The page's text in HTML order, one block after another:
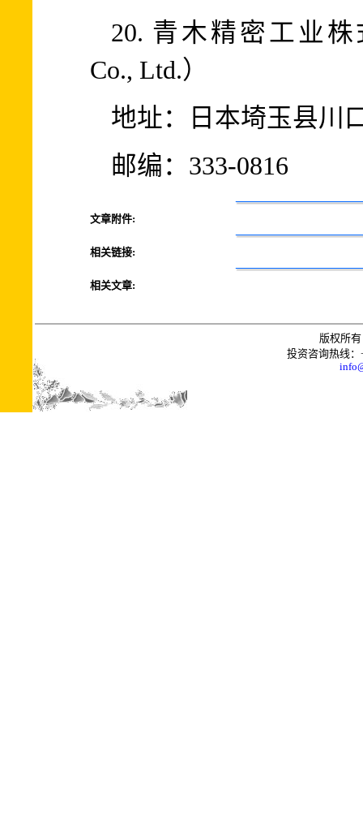
20. 青木精密工业株
Co., Ltd.）
地址：日本埼玉县川
邮编：333-0816
文章附件:
相关链接:
相关文章:
版权所
投资咨询热线：